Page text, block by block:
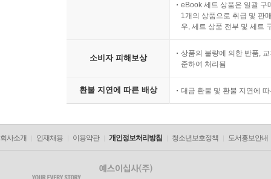
eBook 세트 상품은 일괄 구
1개의 상품으로 취급 및 판
우, 세트 상품 전부 및 세트
소비자 피해보상
상품의 불량에 의한 반품,
준하여 처리됨
환불 지연에 따른 배상 대금 환불 및 환불 지연에
회사소개 인재채용 이용약관 개인정보처리방침 청소년보호정책 도서홍보안내